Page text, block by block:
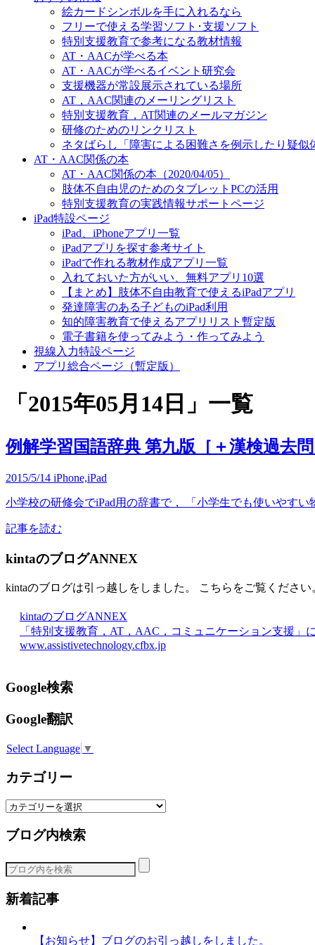
絵カードシンボルを手に入れるなら
フリーで使える学習ソフト･支援ソフト
特別支援教育で参考になる教材情報
AT・AACが学べる本
AT・AACが学べるイベント研究会
支援機器が常設展示されている場所
AT，AAC関連のメーリングリスト
特別支援教育，AT関連のメールマガジン
研修のためのリンクリスト
ネタばらし「障害による困難さを例示したり疑似
AT・AAC関係の本
AT・AAC関係の本（2020/04/05）
肢体不自由児のためのタブレットPCの活用
特別支援教育の実践情報サポートページ
iPad特設ページ
iPad、iPhoneアプリ一覧
iPadアプリを探す参考サイト
iPadで作れる教材作成アプリ一覧
入れておいた方がいい、無料アプリ10選
【まとめ】肢体不自由教育で使えるiPadアプリ
発達障害のある子どものiPad利用
知的障害教育で使えるアプリリスト暫定版
電子書籍を使ってみよう・作ってみよう
視線入力特設ページ
アプリ総合ページ（暫定版）
「 2015年05月14日 」 一覧
例解学習国語辞典 第九版［＋漢検過去問
2015/5/14 iPhone,iPad
小学校の研修会でiPad用の辞書で， 「小学生でも使いやす
記事を読む
kintaのブログANNEX
kintaのブログは引っ越しをしました。 こちらをご覧ください
kintaのブログANNEX
「特別支援教育，AT，AAC，コミュニケーション支援」
www.assistivetechnology.cfbx.jp
Google検索
Google翻訳
Select Language ▼
カテゴリー
カ
ゴ
ー
ブログ内検索
新着記事
【お知らせ】ブログのお引っ越しをしました。